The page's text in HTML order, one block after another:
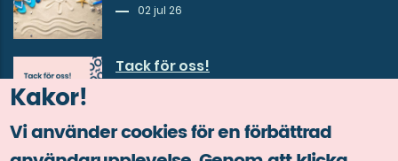
Kakor!
Vi använder cookies för en förbättrad
02 jul 26
Tack för oss!